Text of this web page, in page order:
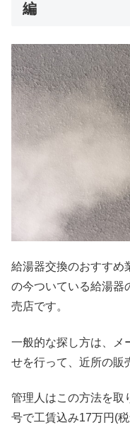
編
給湯器交換のおすすめ
の今ついている給湯器
売店です。
一般的な探し方は、メ
せを行って、近所の販
管理人はこの方法を取
号で工賃込み17万円(税